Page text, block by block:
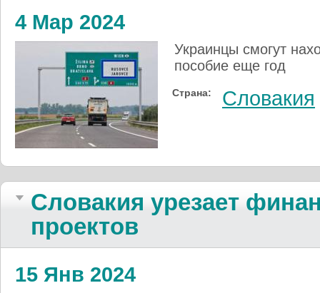
4 Мар 2024
Украинцы смогут
пособие еще год
Страна: Словакия
Словакия урезает
проектов
15 Янв 2024